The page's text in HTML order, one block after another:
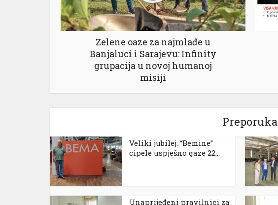
Zelene oaze za najmlađe u
Banjaluci i Sarajevu: Infinity
grupacija u novoj humanoj
misiji
Preporuka
Veliki jubilej: “Bemine”
cipele uspješno gaze 22...
Unaprijeđeni pravilnici za